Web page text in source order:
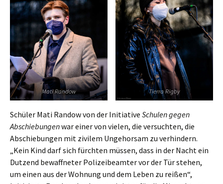
Mati Randow Tierra Rigby
Schüler Mati Randow von der Initiative Schulen gegen
Abschiebungenwar einer von vielen, die versuchten, die
Abschiebungen mit zivilem Ungehorsam zu verhindern.
„Kein Kind darf sich fürchten müssen, dass in der Nacht ein
Dutzend bewaffneter Polizeibeamter vor der Tür stehen,
um einen aus der Wohnung und dem Leben zu reißen“,